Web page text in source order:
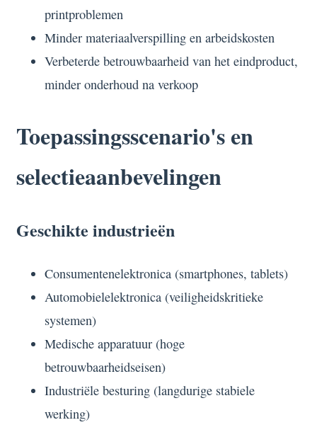
printproblemen
Minder materiaalverspilling en arbeidskosten
Verbeterde betrouwbaarheid van het eindproduct,
minder onderhoud na verkoop
Toepassingsscenario's en
selectieaanbevelingen
Geschikte industrieën
Consumentenelektronica (smartphones, tablets)
Automobielelektronica (veiligheidskritieke
systemen)
Medische apparatuur (hoge
betrouwbaarheidseisen)
Industriële besturing (langdurige stabiele
werking)